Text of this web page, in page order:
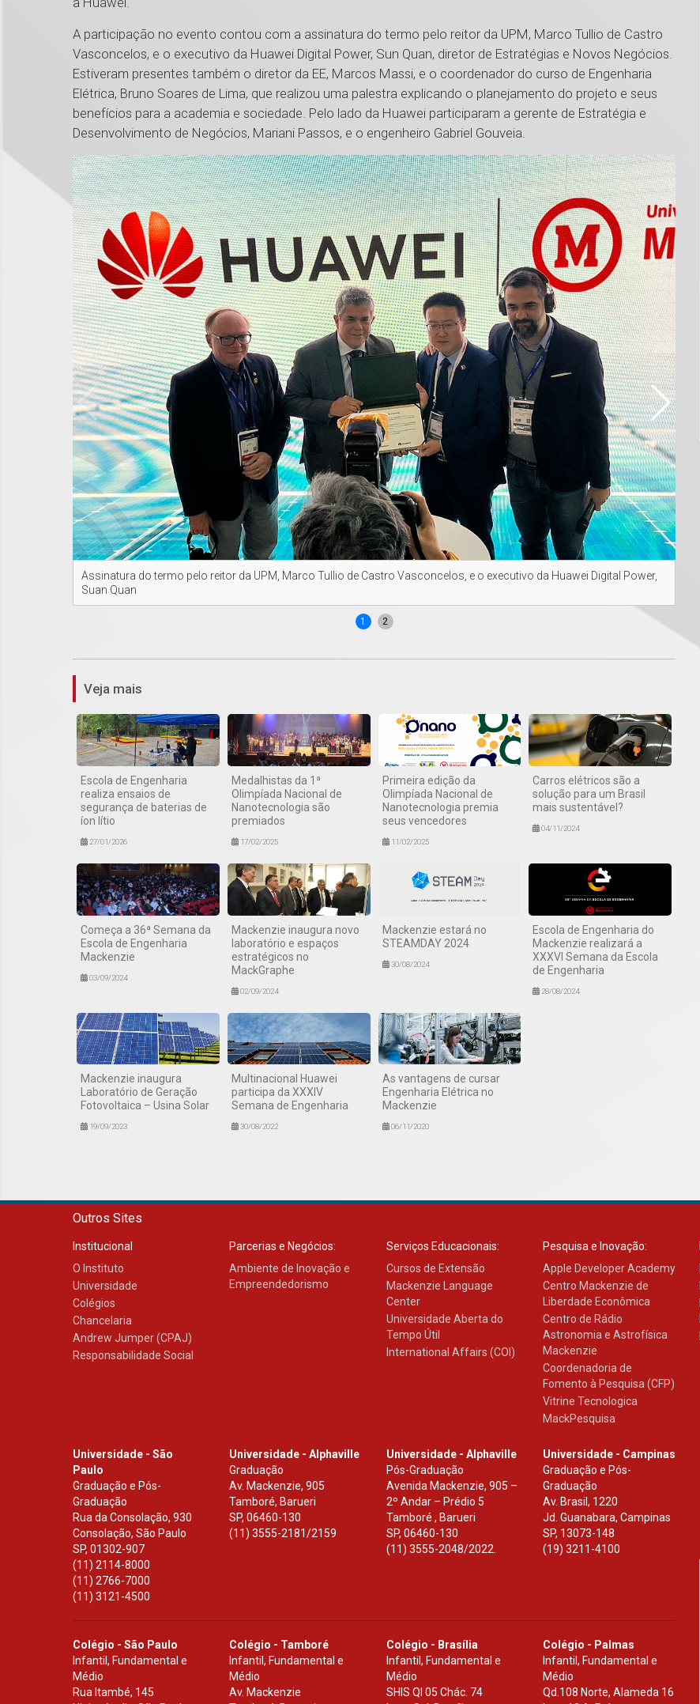
A participação no evento contou com a assinatura do termo pelo reitor da UPM, Marco Tullio de Castro
Vasconcelos, e o executivo da Huawei Digital Power, Sun Quan, diretor de Estratégias e Novos Negócios.
Estiveram presentes também o diretor da EE, Marcos Massi, e o coordenador do curso de Engenharia
Elétrica, Bruno Soares de Lima, que realizou uma palestra explicando o planejamento do projeto e seus
benefícios para a academia e sociedade. Pelo lado da Huawei participaram a gerente de Estratégia e
Desenvolvimento de Negócios, Mariani Passos, e o engenheiro Gabriel Gouveia.
Assinatura do termo pelo reitor da UPM, Marco Tullio de Castro Vasconcelos, e o executivo da Huawei Digital Power,
Suan Quan
1 2
Veja mais
Escola de Engenharia
realiza ensaios de
segurança de baterias de
íon lítio
27/01/2026
Medalhistas da 1ª
Olimpíada Nacional de
Nanotecnologia são
premiados
17/02/2025
Primeira edição da
Olimpíada Nacional de
Nanotecnologia premia
seus vencedores
11/02/2025
Carros elétricos são a
solução para um Brasil
mais sustentável?
04/11/2024
Começa a 36ª Semana da
Escola de Engenharia
Mackenzie
03/09/2024
Mackenzie inaugura novo
laboratório e espaços
estratégicos no
MackGraphe
02/09/2024
Mackenzie estará no
STEAMDAY 2024
30/08/2024
Escola de Engenharia do
Mackenzie realizará a
XXXVI Semana da Escola
de Engenharia
28/08/2024
Mackenzie inaugura
Laboratório de Geração
Fotovoltaica – Usina Solar
19/09/2023
Multinacional Huawei
participa da XXXIV
Semana de Engenharia
30/08/2022
As vantagens de cursar
Engenharia Elétrica no
Mackenzie
06/11/2020
Outros Sites
Institucional
O Instituto
Universidade
Colégios
Chancelaria
Andrew Jumper (CPAJ)
Responsabilidade Social
Parcerias e Negócios:
Ambiente de Inovação e
Empreendedorismo
Serviços Educacionais:
Cursos de Extensão
Mackenzie Language
Center
Universidade Aberta do
Tempo Útil
International Affairs (COI)
Pesquisa e Inovação:
Apple Developer Academy
Centro Mackenzie de
Liberdade Econômica
Centro de Rádio
Astronomia e Astrofísica
Mackenzie
Coordenadoria de
Fomento à Pesquisa (CFP)
Vitrine Tecnologica
MackPesquisa
Universidade - São
Paulo
Graduação e Pós-
Graduação
Rua da Consolação, 930
Consolação, São Paulo
SP, 01302-907
(11) 2114-8000
(11) 2766-7000
(11) 3121-4500
Universidade - Alphaville
Graduação
Av. Mackenzie, 905
Tamboré, Barueri
SP,06460-130
(11) 3555-2181/2159
Universidade - Alphaville
Pós-Graduação
Avenida Mackenzie, 905 –
2º Andar – Prédio 5
Tamboré , Barueri
SP, 06460-130
(11) 3555-2048/2022.
Universidade - Campinas
Graduação e Pós-
Graduação
Av. Brasil, 1220
Jd. Guanabara, Campinas
SP, 13073-148
(19) 3211-4100
Colégio - São Paulo
Infantil, Fundamental e
Médio
Rua Itambé, 145
Colégio - Tamboré
Infantil, Fundamental e
Médio
Av. Mackenzie
Colégio - Brasília
Infantil, Fundamental e
Médio
SHIS Ql 05 Chác. 74
Colégio - Palmas
Infantil, Fundamental e
Médio
Qd.108 Norte, Alameda 16